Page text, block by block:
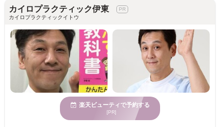
カイロプラクティック伊東
カイロプラクティックイトウ
楽天ビューティで予約する
[PR]